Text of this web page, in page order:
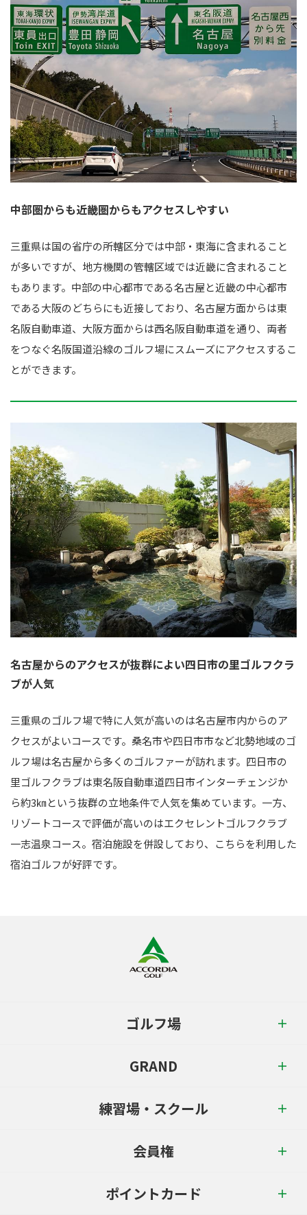
中部圏からも近畿圏からもアクセスしやすい
三重県は国の省庁の所轄区分では中部・東海に含まれること
が多いですが、地方機関の管轄区域では近畿に含まれること
もあります。中部の中心都市である名古屋と近畿の中心都市
である大阪のどちらにも近接しており、名古屋方面からは東
名阪自動車道、大阪方面からは西名阪自動車道を通り、両者
をつなぐ名阪国道沿線のゴルフ場にスムーズにアクセスするこ
とができます。
名古屋からのアクセスが抜群によい四日市の里ゴルフクラ
ブが人気
三重県のゴルフ場で特に人気が高いのは名古屋市内からのア
クセスがよいコースです。桑名市や四日市市など北勢地域のゴ
ルフ場は名古屋から多くのゴルファーが訪れます。四日市の
里ゴルフクラブは東名阪自動車道四日市インターチェンジか
ら約3㎞という抜群の立地条件で人気を集めています。一方、
リゾートコースで評価が高いのはエクセレントゴルフクラブ
一志温泉コース。宿泊施設を併設しており、こちらを利用した
宿泊ゴルフが好評です。
ゴルフ場
GRAND
練習場・スクール
会員権
ポイントカード